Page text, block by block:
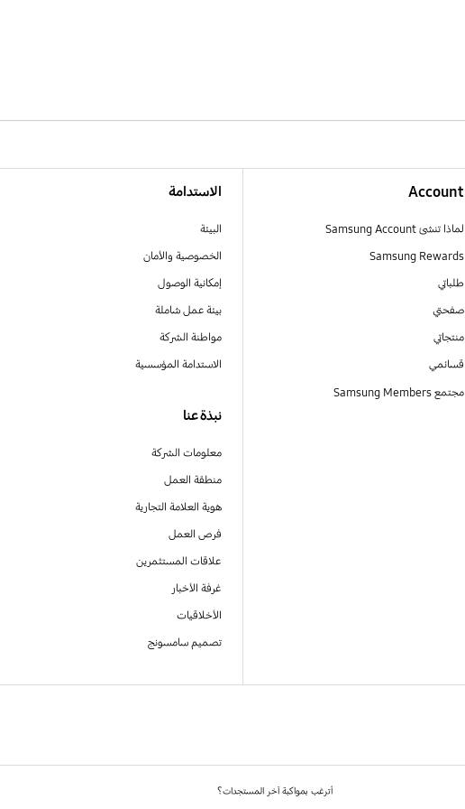
Account
لماذا تنشئ Samsung Account
Samsung Rewards
طلباتي
صفحتي
منتجاتي
قسائمي
مجتمع Samsung Members
الاستدامة
البيئة
الخصوصية والأمان
إمكانية الوصول
بيئة عمل شاملة
مواطنة الشركة
الاستدامة المؤسسية
نبذة عنا
معلومات الشركة
منطقة العمل
هوية العلامة التجارية
فرص العمل
علاقات المستثمرين
غرفة الأخبار
الأخلاقيات
تصميم سامسونج
أترغب بمواكبة آخر المستجدات؟